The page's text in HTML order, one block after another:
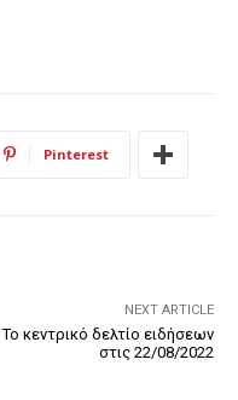
Pinterest
NEXT ARTICLE
Το κεντρικό δελτίο ειδήσεων
στις 22/08/2022